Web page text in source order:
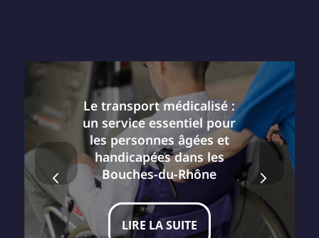
Le transport médicalisé :
un service essentiel pour
les personnes âgées et
handicapées dans les
Bouches-du-Rhône
LIRE LA SUITE
Suivant